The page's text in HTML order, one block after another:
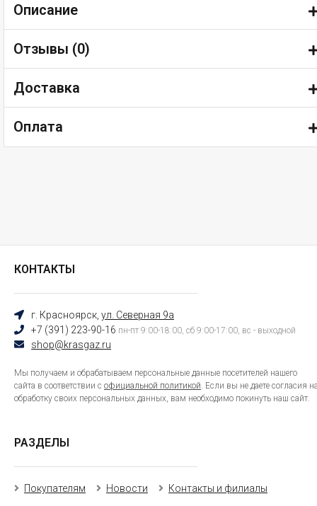
Описание
Отзывы (0)
Доставка
Оплата
КОНТАКТЫ
г. Красноярск, ул. Северная 9а
+7 (391) 223-90-16 пн-пт 9:00-18:00, сб 9:00-17:00, вс - выходной
shop@krasgaz.ru
Мы получаем и обрабатываем персональные данные посетителей нашего
сайта в соответствии с официальной политикой. Если вы не даете согласия
обработку своих персональных данных, вам необходимо покинуть наш сайт.
РАЗДЕЛЫ
Покупателям Новости Контакты и филиалы